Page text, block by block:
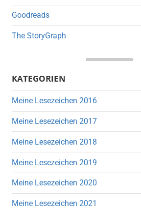
Goodreads
The StoryGraph
KATEGORIEN
Meine Lesezeichen 2016
Meine Lesezeichen 2017
Meine Lesezeichen 2018
Meine Lesezeichen 2019
Meine Lesezeichen 2020
Meine Lesezeichen 2021